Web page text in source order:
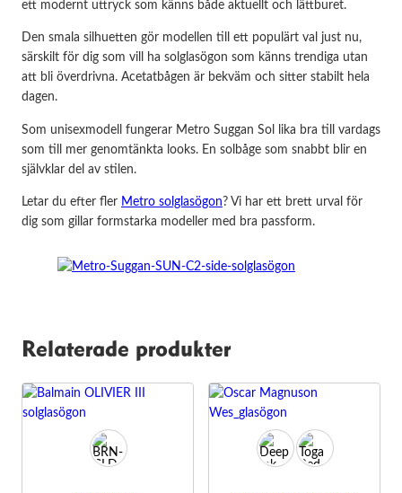
ett modernt uttryck som känns både aktuellt och lättburet.
Den smala silhuetten gör modellen till ett populärt val just nu,
särskilt för dig som vill ha solglasögon som känns trendiga utan
att bli överdrivna. Acetatbågen är bekväm och sitter stabilt hela
dagen.
Som unisexmodell fungerar Metro Suggan Sol lika bra till vardags
som till mer genomtänkta looks. En solbåge som snabbt blir en
självklar del av stilen.
Letar du efter fler Metro solglasögon? Vi har ett brett urval för
dig som gillar formstarka modeller med bra passform.
Relaterade produkter